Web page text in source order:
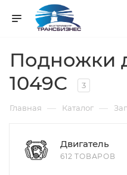
Подножки
1049С
3
Главная — Каталог —
Двигатель
612 ТОВАРОВ